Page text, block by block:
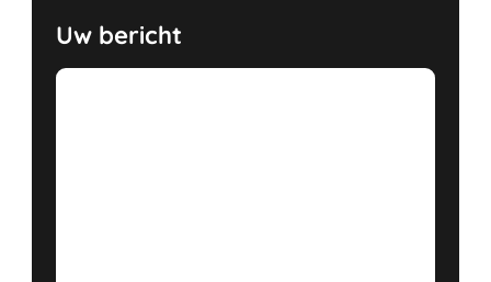
Uw bericht